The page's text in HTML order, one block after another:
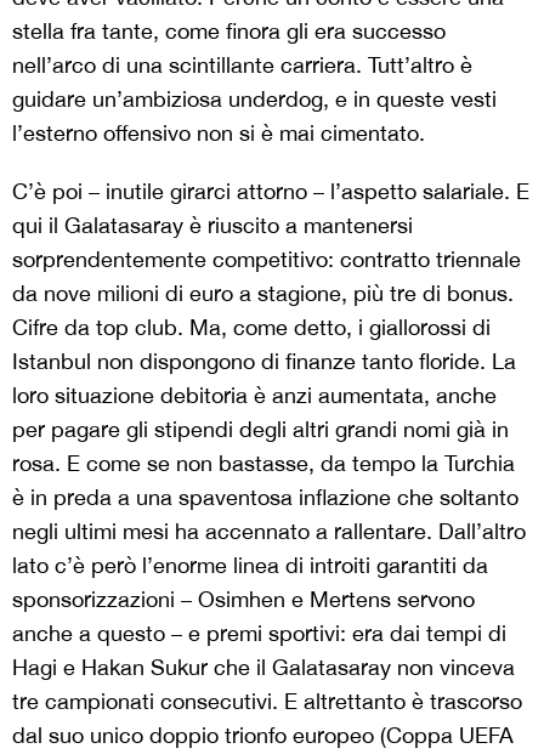
stella fra tante, come finora gli era successo
nell’arco di una scintillante carriera. Tutt’altro è
guidare un’ambiziosa underdog, e in queste vesti
l’esterno offensivo non si è mai cimentato.
C’è poi – inutile girarci attorno – l’aspetto salariale. E
qui il Galatasaray è riuscito a mantenersi
sorprendentemente competitivo: contratto triennale
da nove milioni di euro a stagione, più tre di bonus.
Cifre da top club. Ma, come detto, i giallorossi di
Istanbul non dispongono di finanze tanto floride. La
loro situazione debitoria è anzi aumentata, anche
per pagare gli stipendi degli altri grandi nomi già in
rosa. E come se non bastasse, da tempo la Turchia
è in preda a una spaventosa inflazione che soltanto
negli ultimi mesi ha accennato a rallentare. Dall’altro
lato c’è però l’enorme linea di introiti garantiti da
sponsorizzazioni – Osimhen e Mertens servono
anche a questo – e premi sportivi: era dai tempi di
Hagi e Hakan Sukur che il Galatasaray non vinceva
tre campionati consecutivi. E altrettanto è trascorso
dal suo unico doppio trionfo europeo (Coppa UEFA